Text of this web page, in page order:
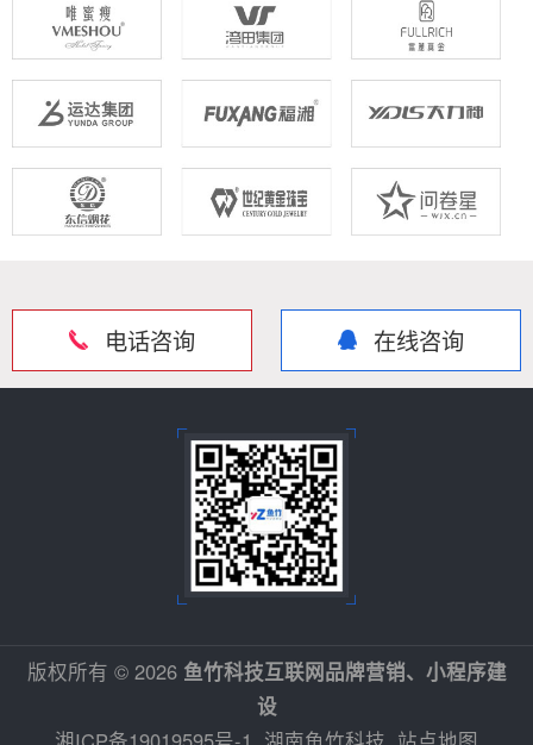
电话咨询 在线咨询
版权所有 © 2026 鱼竹科技互联网品牌营销、小程序建
设